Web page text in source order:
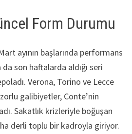
Form Durumu
ayının başlarında performans
son haftalarda aldığı seri
Verona, Torino ve Lecce
galibiyetler, Conte’nin
Sakatlık krizleriyle boğuşan
derli toplu bir kadroyla giriyor.